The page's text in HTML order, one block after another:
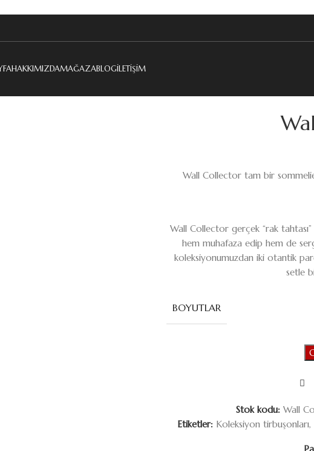
HAKKIMIZDAMAĞAZABLOGİLETIŞIM
Wall Collector tam bir
Wall Collector gerçek “rak
hem muhafaza edip hem de
koleksiyonumuzdan iki otantik
setle
BOYUTLAR
Stok kodu: Wall
Etiketler: Koleksiyon tirbuşonları,